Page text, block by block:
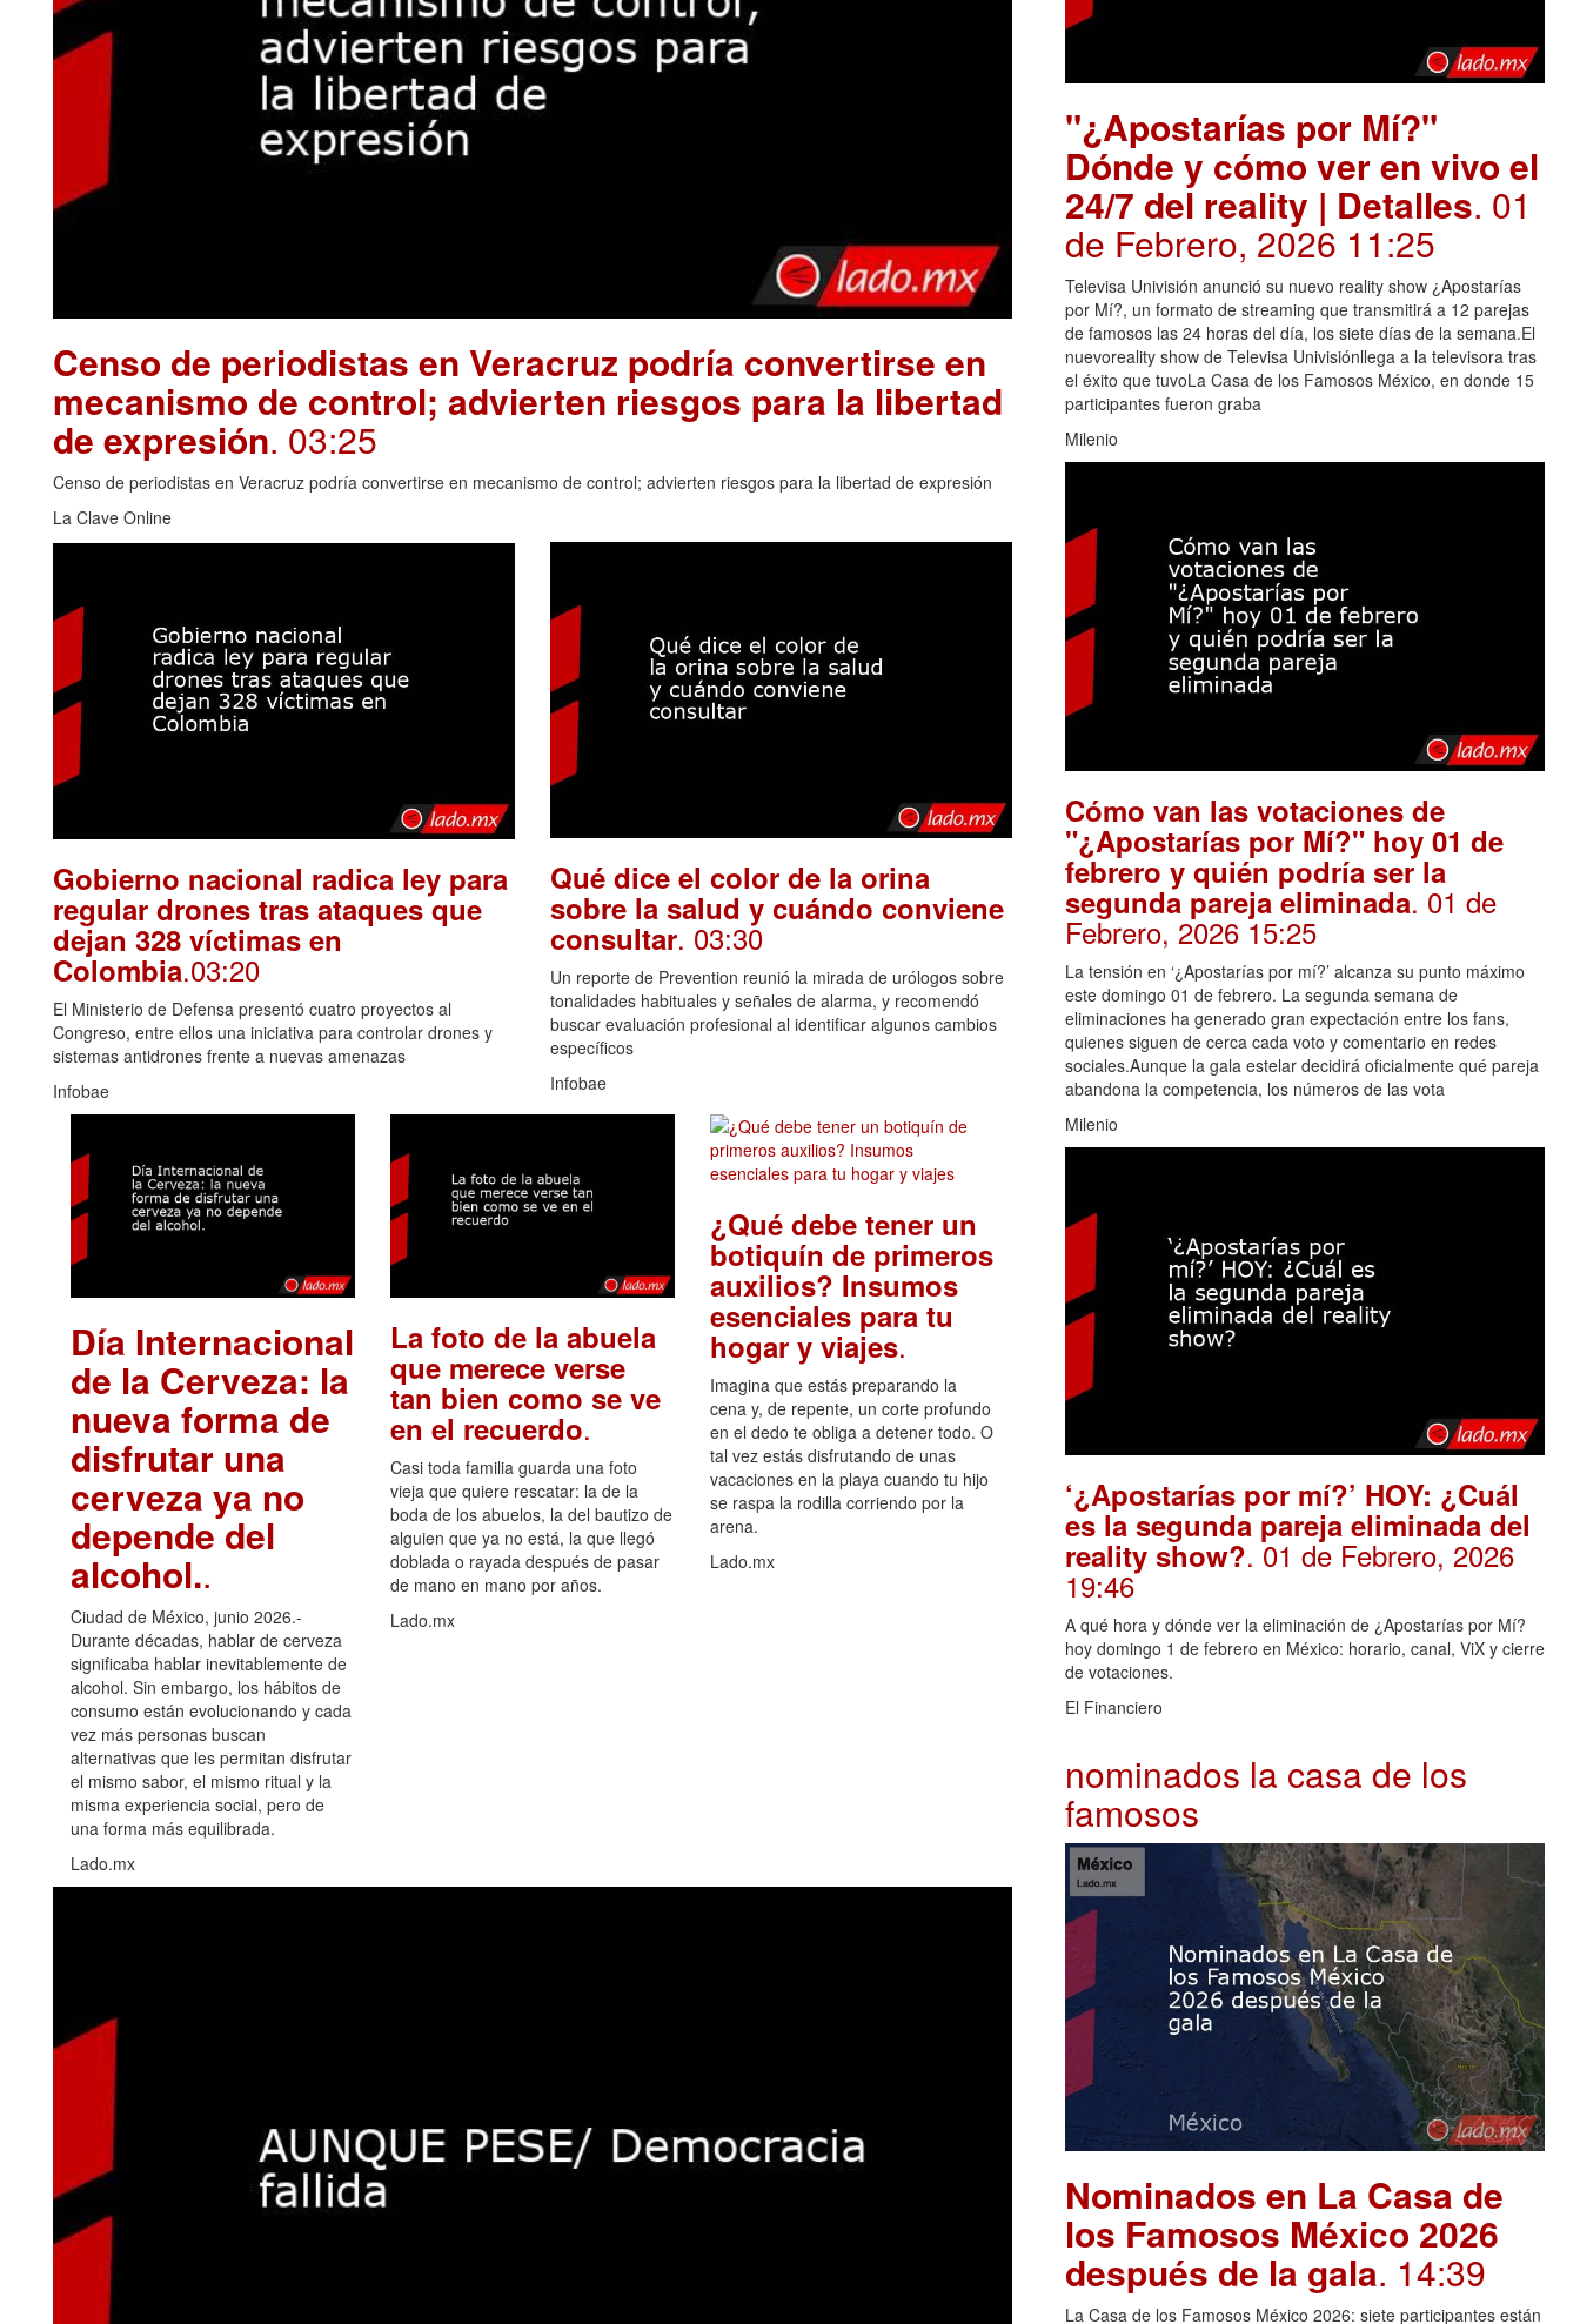
Censo de periodistas en Veracruz podría convertirse en
mecanismo de control; advierten riesgos para la libertad
de expresión. 03:25
Censo de periodistas en Veracruz podría convertirse en mecanismo de control; advierten riesgos para la libertad de expresión
La Clave Online
Gobierno nacional radica ley para
regular drones tras ataques que
dejan 328 víctimas en
Colombia.03:20
El Ministerio de Defensa presentó cuatro proyectos al
Congreso, entre ellos una iniciativa para controlar drones y
sistemas antidrones frente a nuevas amenazas
Infobae
Qué dice el color de la orina
sobre la salud y cuándo conviene
consultar. 03:30
Un reporte de Prevention reunió la mirada de urólogos sobre
tonalidades habituales y señales de alarma, y recomendó
buscar evaluación profesional al identificar algunos cambios
específicos
Infobae
Día Internacional
de la Cerveza: la
nueva forma de
disfrutar una
cerveza ya no
depende del
alcohol..
Ciudad de México, junio 2026.-
Durante décadas, hablar de cerveza
significaba hablar inevitablemente de
alcohol. Sin embargo, los hábitos de
consumo están evolucionando y cada
vez más personas buscan
alternativas que les permitan disfrutar
el mismo sabor, el mismo ritual y la
misma experiencia social, pero de
una forma más equilibrada.
Lado.mx
La foto de la abuela
que merece verse
tan bien como se ve
en el recuerdo.
Casi toda familia guarda una foto
vieja que quiere rescatar: la de la
boda de los abuelos, la del bautizo de
alguien que ya no está, la que llegó
doblada o rayada después de pasar
de mano en mano por años.
Lado.mx
¿Qué debe tener un
botiquín de primeros
auxilios? Insumos
esenciales para tu
hogar y viajes.
Imagina que estás preparando la
cena y, de repente, un corte profundo
en el dedo te obliga a detener todo. O
tal vez estás disfrutando de unas
vacaciones en la playa cuando tu hijo
se raspa la rodilla corriendo por la
arena.
Lado.mx
"¿Apostarías por Mí?"
Dónde y cómo ver en vivo el
24/7 del reality | Detalles. 01
de Febrero, 2026 11:25
Televisa Univisión anunció su nuevo reality show ¿Apostarías
por Mí?, un formato de streaming que transmitirá a 12 parejas
de famosos las 24 horas del día, los siete días de la semana.El
nuevoreality show de Televisa Univisiónllega a la televisora tras
el éxito que tuvoLa Casa de los Famosos México, en donde 15
participantes fueron graba
Milenio
Cómo van las votaciones de
"¿Apostarías por Mí?" hoy 01 de
febrero y quién podría ser la
segunda pareja eliminada. 01 de
Febrero, 2026 15:25
La tensión en ‘¿Apostarías por mí?’ alcanza su punto máximo
este domingo 01 de febrero. La segunda semana de
eliminaciones ha generado gran expectación entre los fans,
quienes siguen de cerca cada voto y comentario en redes
sociales.Aunque la gala estelar decidirá oficialmente qué pareja
abandona la competencia, los números de las vota
Milenio
‘¿Apostarías por mí?’ HOY: ¿Cuál
es la segunda pareja eliminada del
reality show?. 01 de Febrero, 2026
19:46
A qué hora y dónde ver la eliminación de ¿Apostarías por Mí?
hoy domingo 1 de febrero en México: horario, canal, ViX y cierre
de votaciones.
El Financiero
nominados la casa de los
famosos
Nominados en La Casa de
los Famosos México 2026
después de la gala. 14:39
La Casa de los Famosos México 2026: siete participantes están